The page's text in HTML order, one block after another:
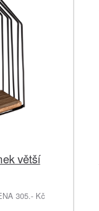
větší
305.- Kč